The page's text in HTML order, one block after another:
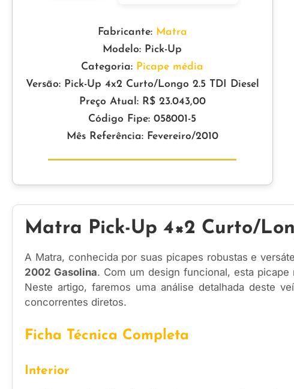
Fabricante: Matra
Modelo: Pick-Up
Categoria: Picape média
Versão: Pick-Up 4x2 Curto/Longo 2.5 TDI Diesel
Preço Atual: R$ 23.043,00
Código Fipe: 058001-5
Mês Referência: Fevereiro/2010
Matra Pick-Up 4×2 Curto/
A Matra, conhecida por suas picapes robustas e
2002 Gasolina. Com um design funcional, esta
Neste artigo, faremos uma análise detalhada deste
concorrentes diretos.
Ficha Técnica Completa
Interior